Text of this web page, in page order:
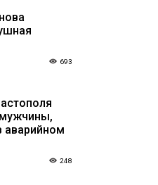
693
248